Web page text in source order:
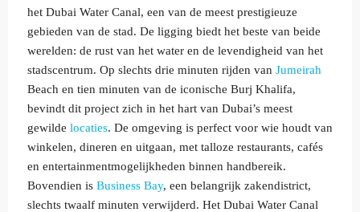
het Dubai Water Canal, een van de meest prestigieuze
gebieden van de stad. De ligging biedt het beste van beide
werelden: de rust van het water en de levendigheid van het
stadscentrum. Op slechts drie minuten rijden van Jumeirah
Beach en tien minuten van de iconische Burj Khalifa,
bevindt dit project zich in het hart van Dubai’s meest
gewilde locaties. De omgeving is perfect voor wie houdt van
winkelen, dineren en uitgaan, met talloze restaurants, cafés
en entertainmentmogelijkheden binnen handbereik.
Bovendien is Business Bay, een belangrijk zakendistrict,
slechts twaalf minuten verwijderd. Het Dubai Water Canal